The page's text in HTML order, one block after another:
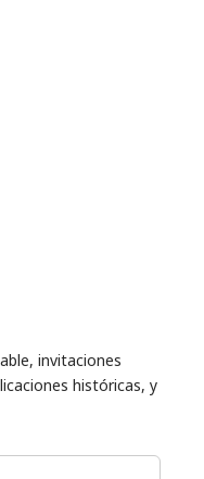
invitaciones
históricas, y